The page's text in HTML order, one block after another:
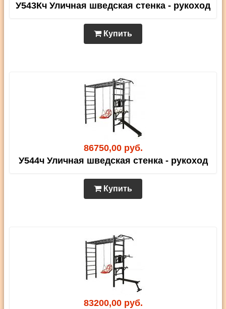
У543Кч Уличная шведская стенка - рукоход
Купить
86750,00 руб.
У544ч Уличная шведская стенка - рукоход
Купить
83200,00 руб.